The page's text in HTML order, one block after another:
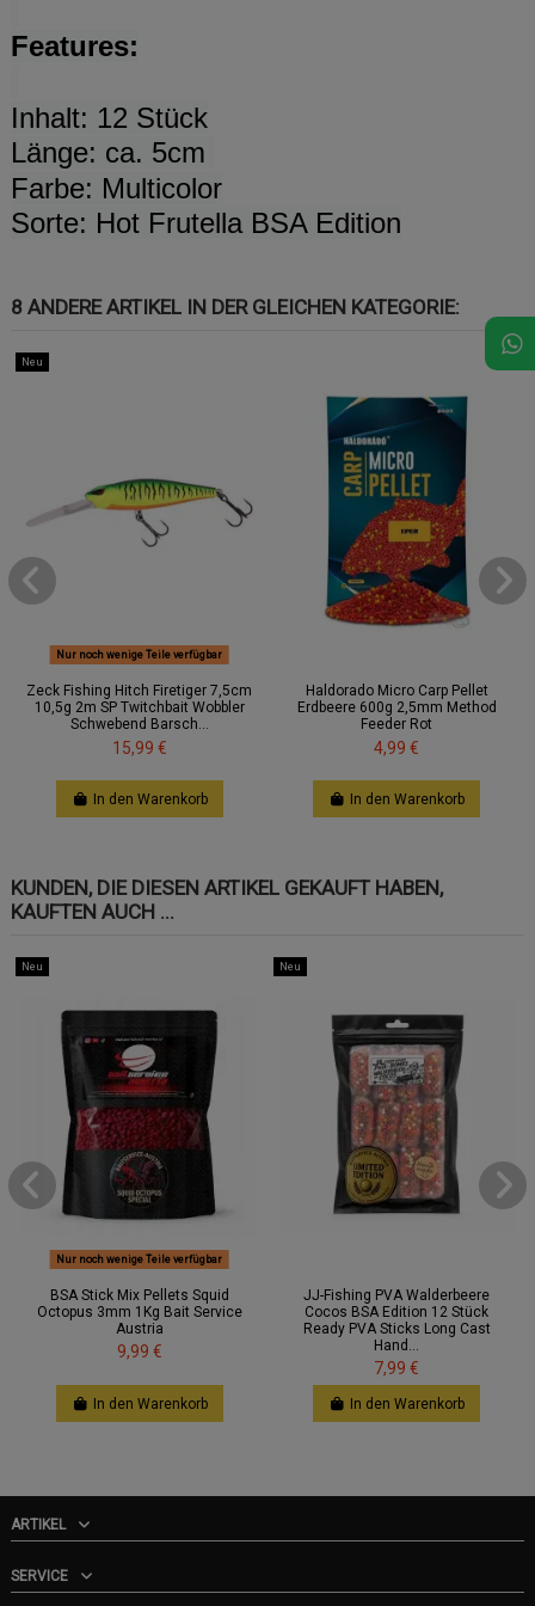
Features:
Inhalt: 12 Stück
Länge: ca. 5cm
Farbe: Multicolor
Sorte: Hot Frutella BSA Edition
8 ANDERE ARTIKEL IN DER GLEICHEN KATEGORIE:
Neu
Nur noch wenige Teile verfügbar
Zeck Fishing Hitch Firetiger 7,5cm
10,5g 2m SP Twitchbait Wobbler
Schwebend Barsch...
15,99 €
In den Warenkorb
Haldorado Micro Carp Pellet
Erdbeere 600g 2,5mm Method
Feeder Rot
4,99 €
In den Warenkorb
KUNDEN, DIE DIESEN ARTIKEL GEKAUFT HABEN,
KAUFTEN AUCH ...
Neu
Nur noch wenige Teile verfügbar
BSA Stick Mix Pellets Squid
Octopus 3mm 1Kg Bait Service
Austria
9,99 €
In den Warenkorb
Neu
JJ-Fishing PVA Walderbeere
Cocos BSA Edition 12 Stück
Ready PVA Sticks Long Cast
Hand...
7,99 €
In den Warenkorb
ARTIKEL
SERVICE